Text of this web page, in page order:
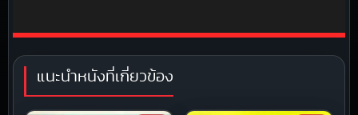
แนะนำหนังที่เกี่ยวข้อง